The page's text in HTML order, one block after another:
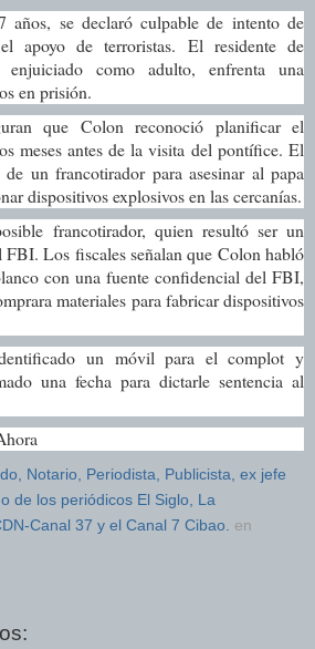
años, se declaró culpable de intento de
apoyo de terroristas. El residente de
como adulto, enfrenta una
en prisión.
que Colon reconoció planificar el
meses antes de la visita del pontífice. El
un francotirador para asesinar al papa
dispositivos explosivos en las cercanías.
francotirador, quien resultó ser un
FBI. Los fiscales señalan que Colon habló
con una fuente confidencial del FBI,
materiales para fabricar dispositivos
un móvil para el complot y
una fecha para dictarle sentencia al
Notario, Periodista, Publicista, ex jefe
de los periódicos El Siglo, La
Canal 37 y el Canal 7 Cibao. en